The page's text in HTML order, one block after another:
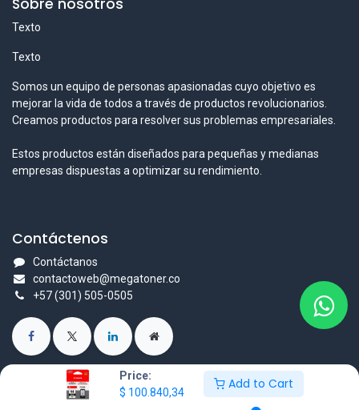
Price:
$ 100.840,34
Add to Cart
Sobre nosotros
Texto
Texto
Somos un equipo de personas apasionadas cuyo objetivo es
mejorar la vida de todos a través de productos revolucionarios.
Creamos productos para resolver sus problemas empresariales.
Estos productos están diseñados para pequeñas y medianas
empresas dispuestas a optimizar su rendimiento.
Contáctenos
Contáctanos
contactoweb@megatoner.co
+57 (301) 505-0505